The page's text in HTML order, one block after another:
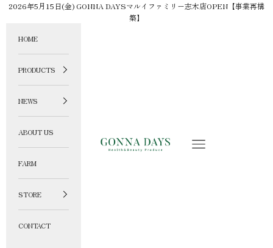
コンテンツへスキップ
2026年5月15日(金) GONNA DAYSマルイファミリー志木店OPEN【事業再構
築】
GONNA DAYS ONLINE STORE メニュー
HOME
PRODUCTS
NEWS
ABOUT US
FARM
STORE
CONTACT